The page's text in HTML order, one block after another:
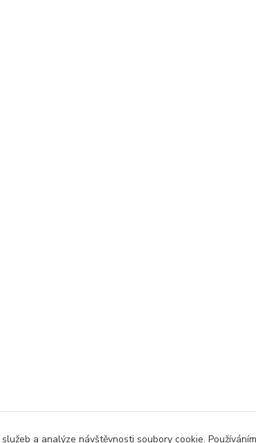
a analýze návštěvnosti soubory cookie.